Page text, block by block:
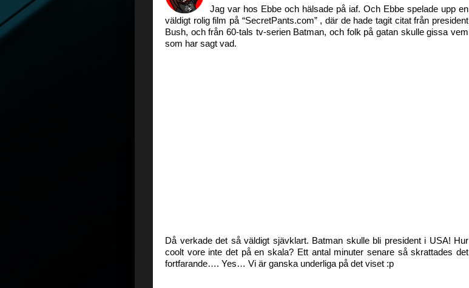
Jag var hos Ebbe och hälsade på iaf. Och Ebbe spelade upp en
väldigt rolig film på “SecretPants.com” , där de hade tagit citat från president
Bush, och från 60-tals tv-serien Batman, och folk på gatan skulle gissa vem
som har sagt vad.
Då verkade det så väldigt sjävklart. Batman skulle bli president i USA! Hur
coolt vore inte det på en skala? Ett antal minuter senare så skrattades det
fortfarande…. Yes… Vi är ganska underliga på det viset :p